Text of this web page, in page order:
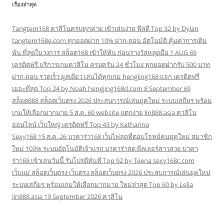
เรื่องล่าสุด
Tangtem168 คาสิโนครบทุกค่าย เข้าเล่นง่าย ฟีลดี Top 32 by Dylan
tangtem168e.com ทุกยอดฝาก 10% ฝาก-ถอน อัตโนมัติ คุ้มค่าการเดิม
พัน ที่สุดในวงการ สล็อต168 เข้าให้ทัน ก่อนรางวัลหลุดมือ 1 AUG 69
เครดิตฟรี บริการเกมคาสิโน ครบครัน 24 ชั่วโมง ทุกยอดฝากรับ 500 บาท
ฝาก-ถอน รวดเร็ว ยูสเดียว เล่นได้ทุกเกม hengjing168 แจก เครดิตฟรี
เยอะที่สุด Top 24 by Noah hengjing168d.com 8 September 69
สล็อต888 สล็อตเว็บตรง 2026 ประสบการณ์เล่นยุคใหม่ ระบบเสถียร พร้อม
เกมให้เลือกมากมาย 5 ส.ค. 69 website แตกง่าย Jin888.asia คาสิโน
ออนไลน์ เว็บใหญ่ เครดิตฟรี Top 43 by Katharina
Sexy168 15 ส.ค. 26 บาคาร่า168 เว็บไพ่สดที่ตอบโจทย์คนยุคใหม่ สมาชิก
ใหม่ 100% ระบบอัตโนมัติเจ้าแรก บาคาร่าสด ดีลเลอร์สาวสวย บาคา
ร่า168 เข้าเล่นวันนี้ รับโปรดีทันที Top 92 by Teena sexy168c.com
เว็บแม่ สล็อตเว็บตรง เว็บตรง สล็อตเว็บตรง 2026 ประสบการณ์เล่นยุคใหม่
ระบบเสถียร พร้อมเกมให้เลือกมากมาย ใหม่ล่าสุด Top 60 by Lelia
Jin888.asia 19 September 2026 คาสิโน